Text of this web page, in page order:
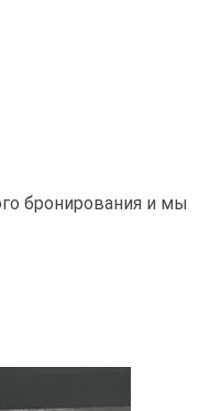
бронирования и мы